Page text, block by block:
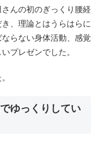
んの初のぎっくり腰経
、理論とはうらはらに
らない身体活動、感覚
プレゼンでした。
ゆっくりしてい